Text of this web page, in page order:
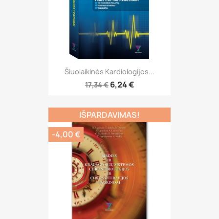
Šiuolaikinės Kardiologijos...
17,34 € 6,24 €
IŠPARDAVIMAS!
-4,00 €